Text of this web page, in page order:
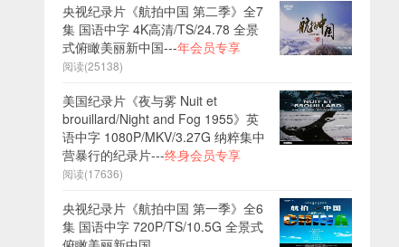
央视纪录片《航拍中国 第二季》全7
集 国语中字 4K高清/TS/24.78 全景
式俯瞰美丽新中国---年会员专享
阅读(25138)
美国纪录片《夜与雾 Nuit et
brouillard/Night and Fog 1955》英
语中字 1080P/MKV/3.27G 纳粹集中
营暴行的纪录片---终身会员专享
阅读(17636)
央视纪录片《航拍中国 第一季》全6
集 国语中字 720P/TS/10.5G 全景式